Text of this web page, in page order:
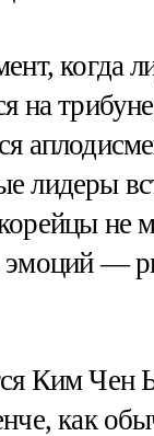
когда
на
лидеры
не
эмоций —
Ким Чен
как